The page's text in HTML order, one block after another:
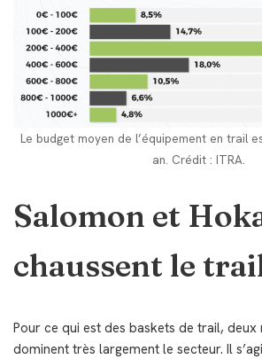
Le budget moyen de l’équipement en trail
an. Crédit : ITRA.
Salomon et
chaussent le
Pour ce qui est des baskets de trail, deux
dominent très largement le secteur. Il